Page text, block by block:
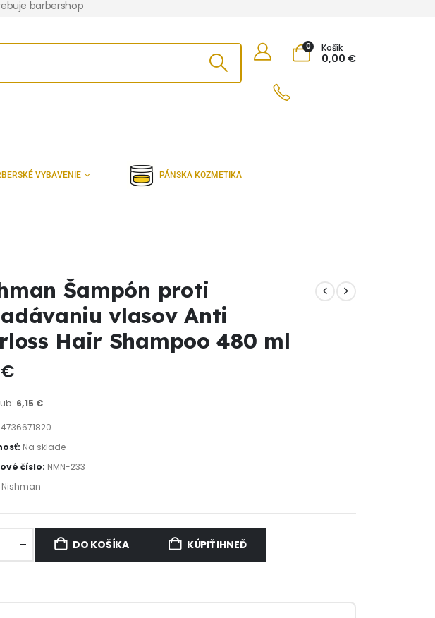
barbershop
0 Košík
0,00 €
VYBAVENIE PÁNSKA KOZMETIKA
Šampón proti
vlasov Anti
Hair Shampoo 480 ml
€
6,15 €
Na sklade
číslo: NMN-233
Nishman
DO KOŠÍKA KÚPIŤ IHNEĎ